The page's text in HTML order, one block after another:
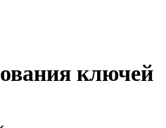
ключей